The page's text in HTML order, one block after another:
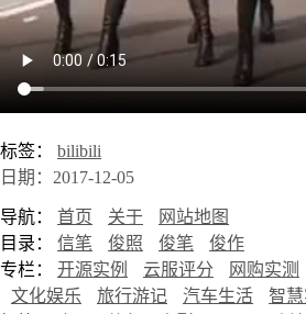
标签： bilibili
日期：2017-12-05
导航： 首页 关于
网站地图
目录： 信笔 俊照 俊笔
俊作
专栏： 开源实例 云服评分 网购实测
文化娱乐
旅行游记 汽车生活 智